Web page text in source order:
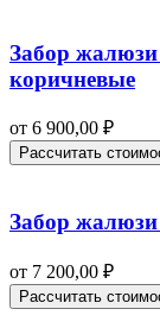
Забор
коричневые
от 6 900,00 ₽
Рассчитать
Забор
от 7 200,00 ₽
Рассчитать